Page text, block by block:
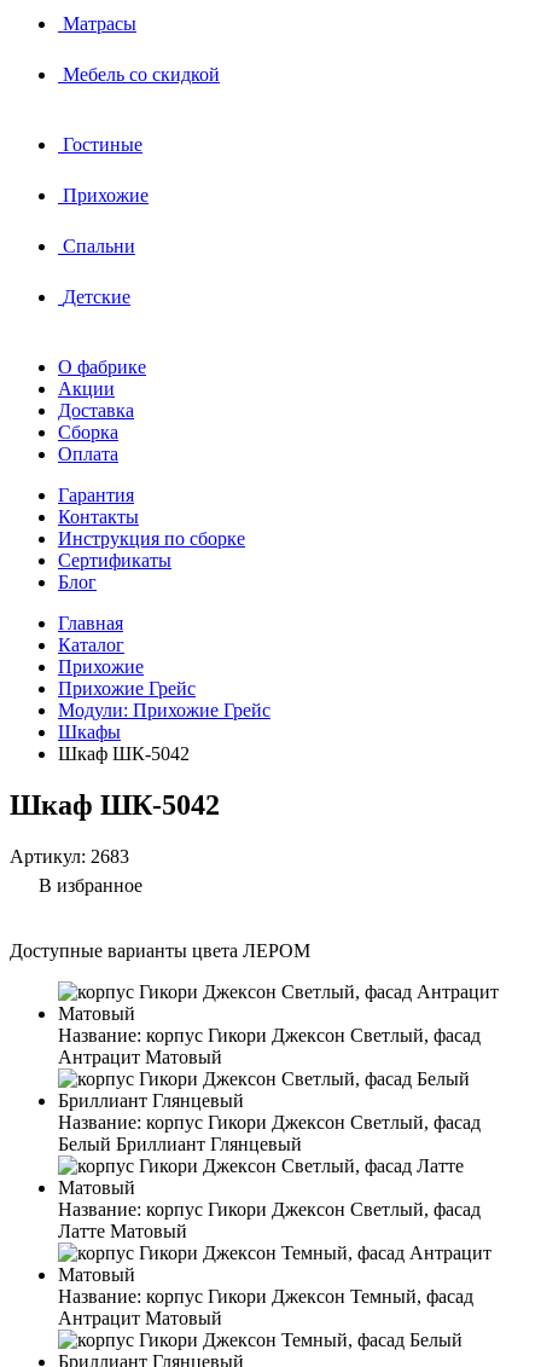
Матрасы
Мебель со скидкой
Гостиные
Прихожие
Спальни
Детские
О фабрике
Акции
Доставка
Сборка
Оплата
Гарантия
Контакты
Инструкция по сборке
Сертификаты
Блог
Главная
Каталог
Прихожие
Прихожие Грейс
Модули: Прихожие Грейс
Шкафы
Шкаф ШК-5042
Шкаф ШК-5042
Артикул: 2683
В избранное
Доступные варианты цвета ЛЕРОМ
Название: корпус Гикори Джексон Светлый, фасад
Антрацит Матовый
Название: корпус Гикори Джексон Светлый, фасад
Белый Бриллиант Глянцевый
Название: корпус Гикори Джексон Светлый, фасад
Латте Матовый
Название: корпус Гикори Джексон Темный, фасад
Антрацит Матовый